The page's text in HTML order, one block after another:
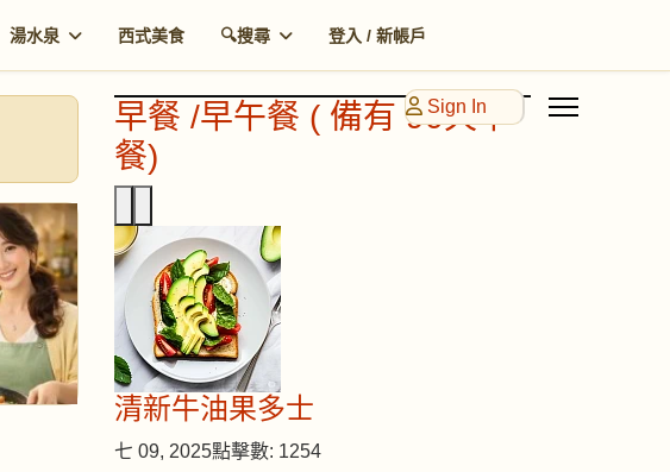
湯水泉 西式美食 🔍搜尋 登入 / 新帳戶
Sign In
早餐 /早午餐 ( 備有 90天早
餐)
清新牛油果多士
七 09, 2025點擊數: 1254